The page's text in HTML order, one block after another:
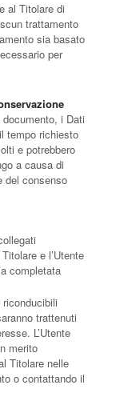
al Titolare di
trattamento
sia basato
per
i Dati
tempo richiesto
e potrebbero
a causa di
del consenso
e l’Utente
completata
trattenuti
L’Utente
merito
Titolare nelle
o contattando il